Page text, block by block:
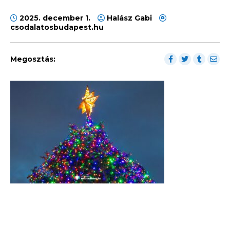
2025. december 1.
Halász Gabi
csodalatosbudapest.hu
Megosztás: